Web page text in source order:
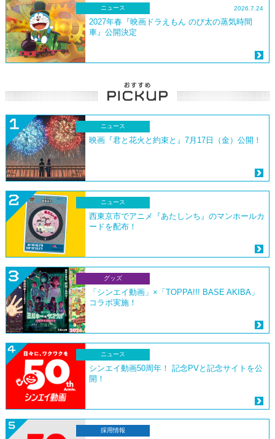
ニュース 2026.7.24
2027年春『映画ドラえもん のび太の蒸気時間
車』公開決定
ニュース
映画『君と花火と約束と』7月17日（金）公開！
ニュース
西東京市でアニメ『あたしンち』のマンホールカ
ードを配布！
グッズ
「シンエイ動画」×「TOPPA!!! BASE AKIBA」
コラボ実施！
ニュース
シンエイ動画50周年！ 記念PVと記念サイトを公
開！
採用情報